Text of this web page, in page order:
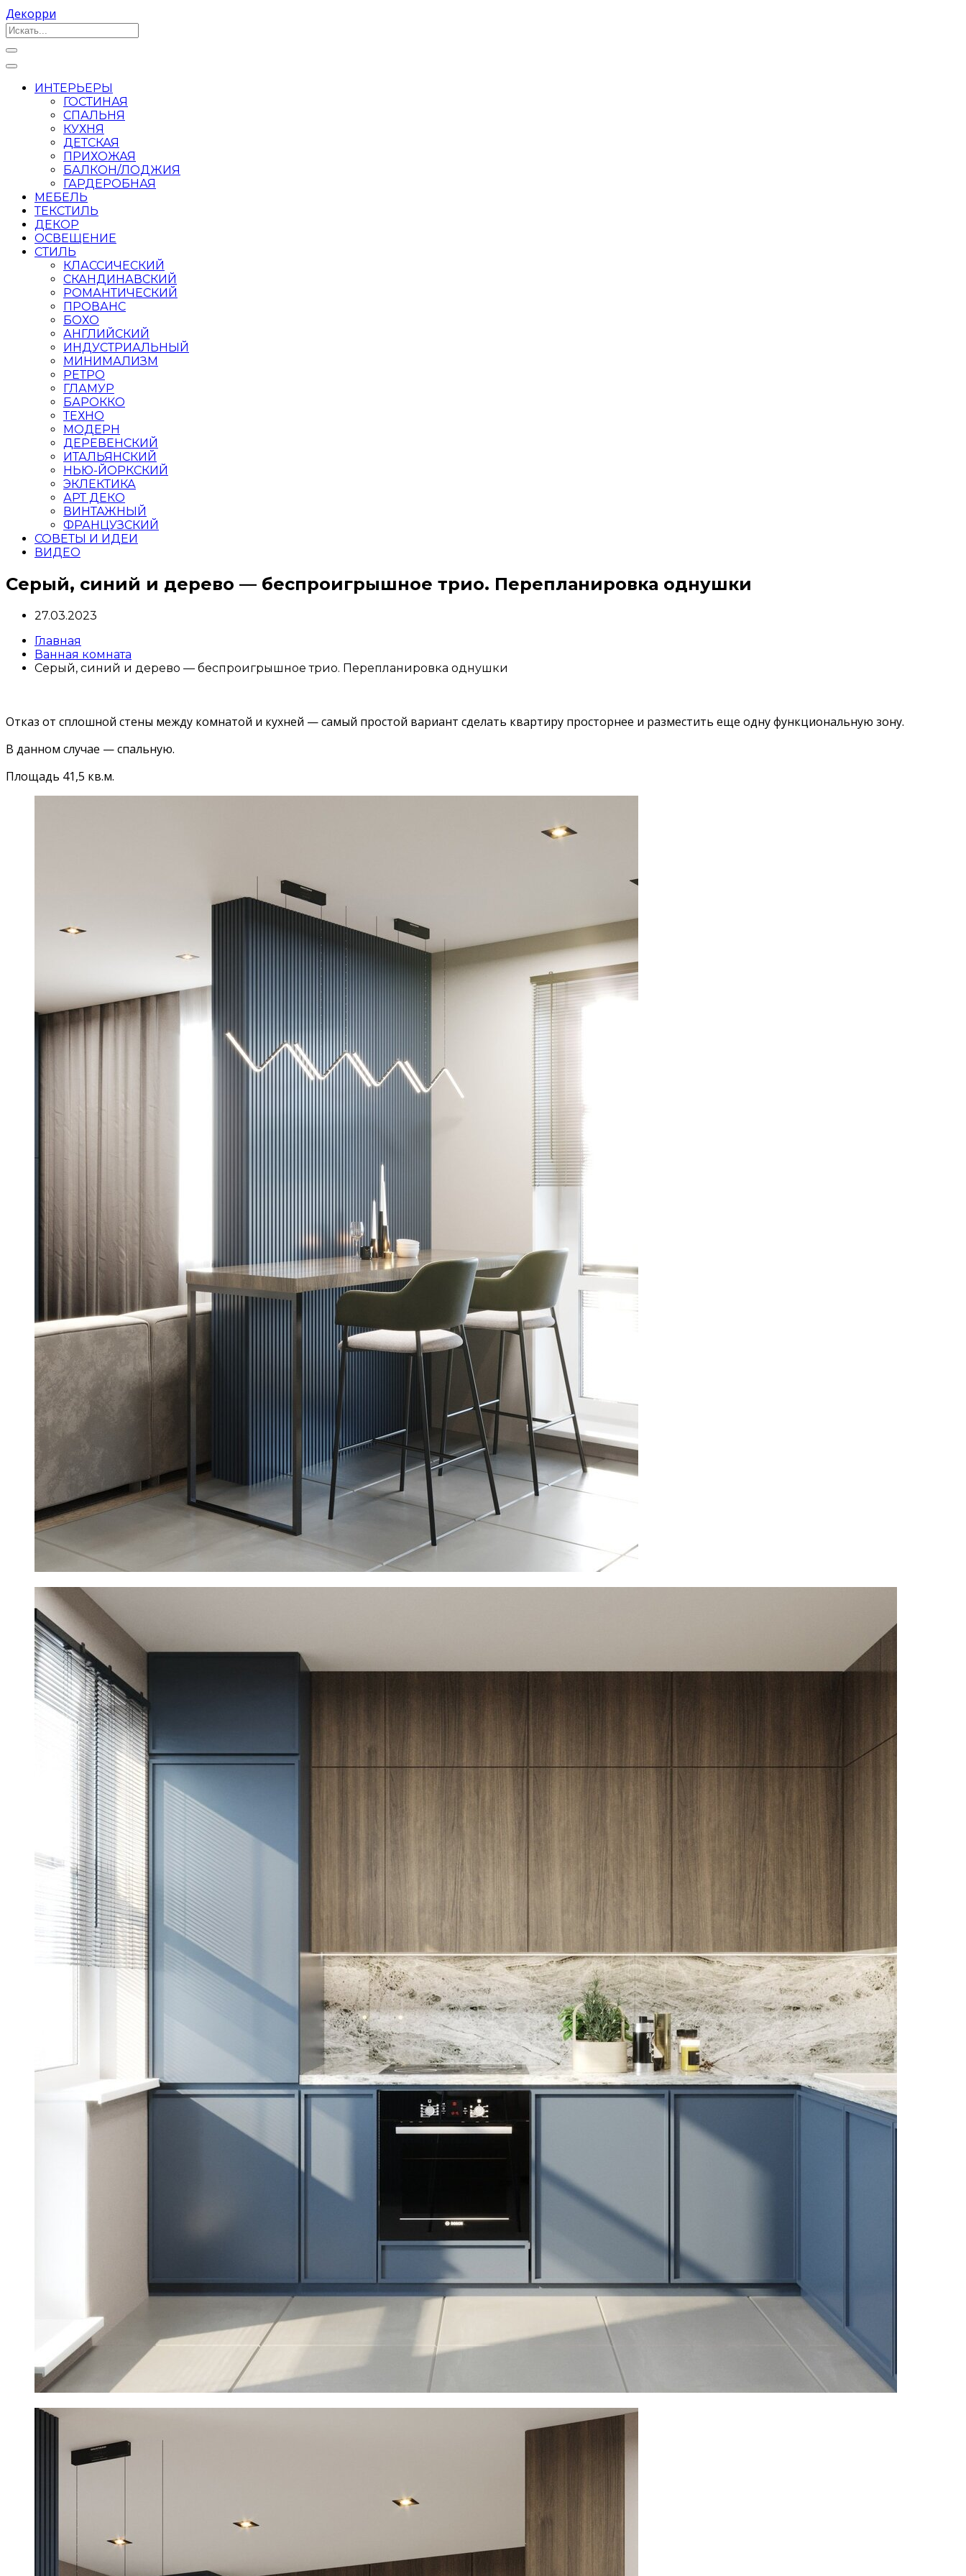
Декорри
ИНТЕРЬЕРЫ
ГОСТИНАЯ
СПАЛЬНЯ
КУХНЯ
ДЕТСКАЯ
ПРИХОЖАЯ
БАЛКОН/ЛОДЖИЯ
ГАРДЕРОБНАЯ
МЕБЕЛЬ
ТЕКСТИЛЬ
ДЕКОР
ОСВЕЩЕНИЕ
СТИЛЬ
КЛАССИЧЕСКИЙ
СКАНДИНАВСКИЙ
РОМАНТИЧЕСКИЙ
ПРОВАНС
БОХО
АНГЛИЙСКИЙ
ИНДУСТРИАЛЬНЫЙ
МИНИМАЛИЗМ
РЕТРО
ГЛАМУР
БАРОККО
ТЕХНО
МОДЕРН
ДЕРЕВЕНСКИЙ
ИТАЛЬЯНСКИЙ
НЬЮ-ЙОРКСКИЙ
ЭКЛЕКТИКА
АРТ ДЕКО
ВИНТАЖНЫЙ
ФРАНЦУЗСКИЙ
СОВЕТЫ И ИДЕИ
ВИДЕО
Серый, синий и дерево — беспроигрышное трио. Перепланировка однушки
27.03.2023
Главная
Ванная комната
Серый, синий и дерево — беспроигрышное трио. Перепланировка однушки
Отказ от сплошной стены между комнатой и кухней — самый простой вариант сделать квартиру просторнее и разместить еще одну функциональную зону.
В данном случае — спальную.
Площадь 41,5 кв.м.